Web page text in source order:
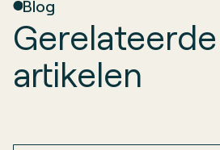
Blog
Gerelateerde
artikelen